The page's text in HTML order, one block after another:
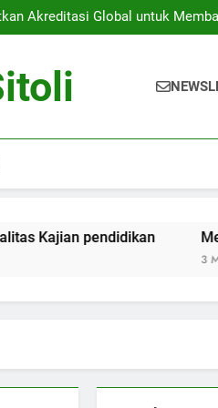
Akreditasi Global untuk
Coworking Space Instansi
Akreditasi Global untuk
Coworking Space Instansi